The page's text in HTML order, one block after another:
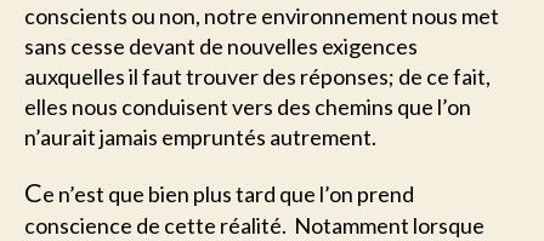
conscients ou non, notre environnement nous met
sans cesse devant de nouvelles exigences
auxquelles il faut trouver des réponses; de ce fait,
elles nous conduisent vers des chemins que l’on
n’aurait jamais empruntés autrement.
Ce n’est que bien plus tard que l’on prend
conscience de cette réalité. Notamment lorsque